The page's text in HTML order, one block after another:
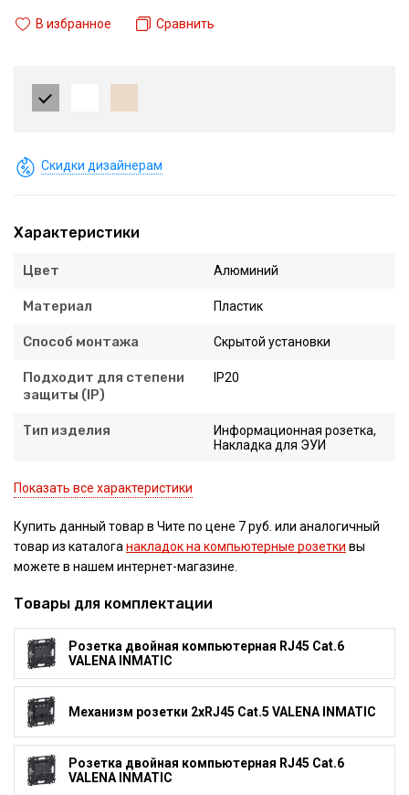
В избранное Сравнить
Скидки дизайнерам
Характеристики
Цвет Алюминий
Материал Пластик
Способ монтажа Скрытой установки
Подходит для степени
защиты (IP)
IP20
Тип изделия
Информационная розетка,
Накладка для ЭУИ
Показать все характеристики
Купить данный товар в Чите по цене 7 руб. или аналогичный
товар из каталоганакладок на компьютерные розетки вы
можете в нашем интернет-магазине.
Товары для комплектации
Розетка двойная компьютерная RJ45 Cat.6
VALENA INMATIC
Механизм розетки 2xRJ45 Cat.5 VALENA INMATIC
Розетка двойная компьютерная RJ45 Cat.6
VALENA INMATIC